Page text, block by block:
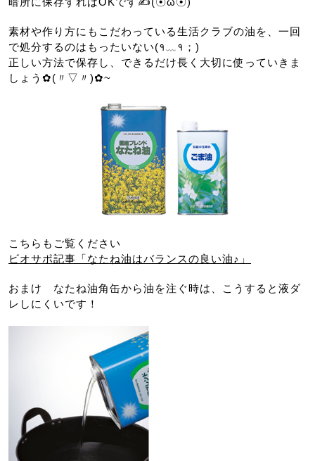
素材や作り方にもこだわっている生活クラブの油を、一回
で処分するのはもったいない(१﹏१；)
正しい方法で保存し、できるだけ長く大切に使っていきま
しょう✿(〃▽〃)✿~
こちらもご覧ください
ビオサポ記事「なたね油はバランスの良い油♪」
おまけ なたね油角缶から油を注ぐ時は、こうすると液ダ
レしにくいです！